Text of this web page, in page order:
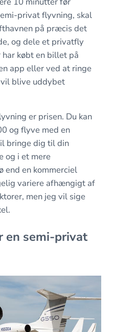
privat flyvning, skal
på præcis det
og dele et privatfly
købt en billet på
app eller ved at ringe
blive uddybet
er prisen. Du kan
og flyve med en
bringe dig til din
og i et mere
end en kommerciel
variere afhængigt af
men jeg vil sige
en semi-privat